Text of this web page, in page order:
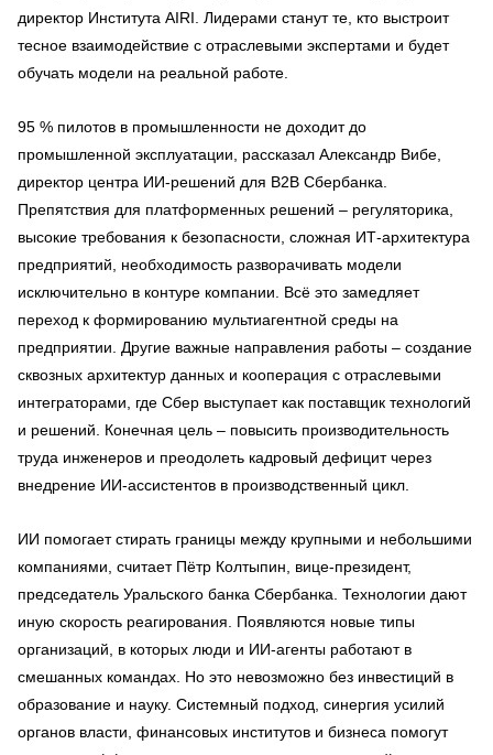
директор Института AIRI. Лидерами станут те, кто выстроит
тесное взаимодействие с отраслевыми экспертами и будет
обучать модели на реальной работе.
95 % пилотов в промышленности не доходит до
промышленной эксплуатации, рассказал Александр Вибе,
директор центра ИИ-решений для В2В Сбербанка.
Препятствия для платформенных решений – регуляторика,
высокие требования к безопасности, сложная ИТ-архитектура
предприятий, необходимость разворачивать модели
исключительно в контуре компании. Всё это замедляет
переход к формированию мультиагентной среды на
предприятии. Другие важные направления работы – создание
сквозных архитектур данных и кооперация с отраслевыми
интеграторами, где Сбер выступает как поставщик технологий
и решений. Конечная цель – повысить производительность
труда инженеров и преодолеть кадровый дефицит через
внедрение ИИ-ассистентов в производственный цикл.
ИИ помогает стирать границы между крупными и небольшими
компаниями, считает Пётр Колтыпин, вице-президент,
председатель Уральского банка Сбербанка. Технологии дают
иную скорость реагирования. Появляются новые типы
организаций, в которых люди и ИИ-агенты работают в
смешанных командах. Но это невозможно без инвестиций в
образование и науку. Системный подход, синергия усилий
органов власти, финансовых институтов и бизнеса помогут